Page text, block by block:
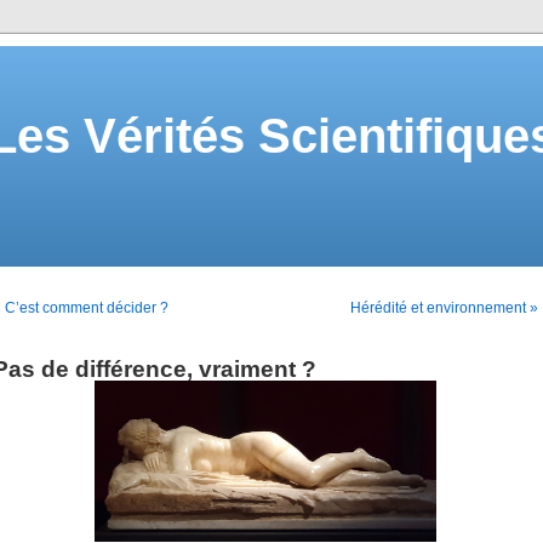
Vérités
C’est comment décider ? Hérédité et environnement »
de différence, vraiment ?